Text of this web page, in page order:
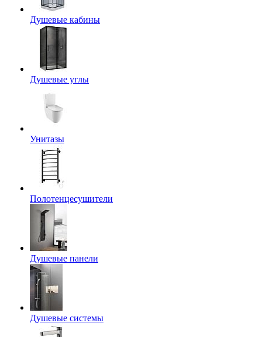
Душевые кабины
Душевые углы
Унитазы
Полотенцесушители
Душевые панели
Душевые системы